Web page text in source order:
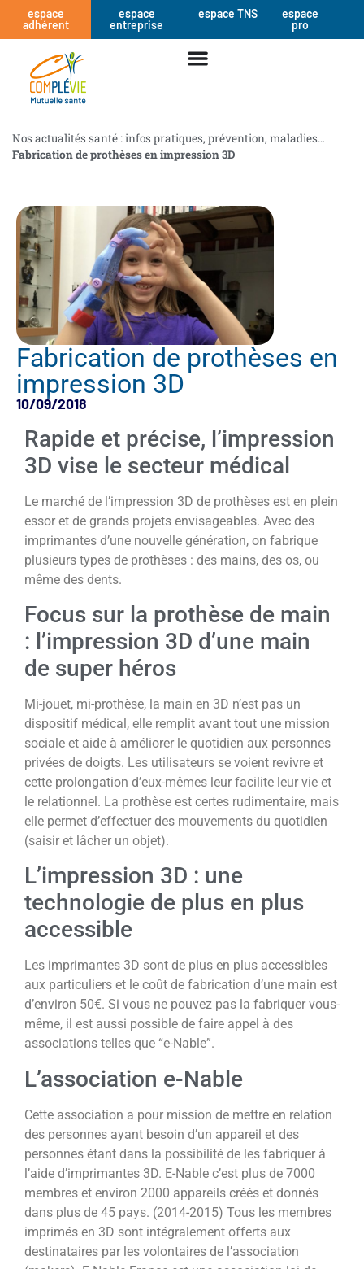
espace
adhérent
espace
entreprise
espace TNS
espace
pro
Nos actualités santé : infos pratiques, prévention, maladies…
Fabrication de prothèses en impression 3D
Fabrication de prothèses en
impression 3D
10/09/2018
Rapide et précise, l’impression
3D vise le secteur médical
Le marché de l’impression 3D de prothèses est en plein
essor et de grands projets envisageables. Avec des
imprimantes d’une nouvelle génération, on fabrique
plusieurs types de prothèses : des mains, des os, ou
même des dents.
Focus sur la prothèse de main
: l’impression 3D d’une main
de super héros
Mi-jouet, mi-prothèse, la main en 3D n’est pas un
dispositif médical, elle remplit avant tout une mission
sociale et aide à améliorer le quotidien aux personnes
privées de doigts. Les utilisateurs se voient revivre et
cette prolongation d’eux-mêmes leur facilite leur vie et
le relationnel. La prothèse est certes rudimentaire, mais
elle permet d’effectuer des mouvements du quotidien
(saisir et lâcher un objet).
L’impression 3D : une
technologie de plus en plus
accessible
Les imprimantes 3D sont de plus en plus accessibles
aux particuliers et le coût de fabrication d’une main est
d’environ 50€. Si vous ne pouvez pas la fabriquer vous-
même, il est aussi possible de faire appel à des
associations telles que “e-Nable”.
L’association e-Nable
Cette association a pour mission de mettre en relation
des personnes ayant besoin d’un appareil et des
personnes étant dans la possibilité de les fabriquer à
l’aide d’imprimantes 3D. E-Nable c’est plus de 7000
membres et environ 2000 appareils créés et donnés
dans plus de 45 pays. (2014-2015) Tous les membres
imprimés en 3D sont intégralement offerts aux
destinataires par les volontaires de l’association